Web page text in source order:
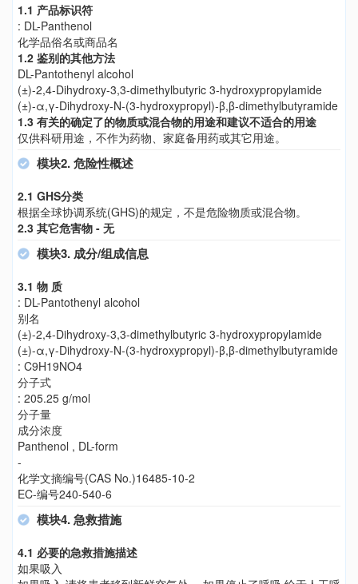
1.1 产品标识符
: DL-Panthenol
化学品俗名或商品名
1.2 鉴别的其他方法
DL-Pantothenyl alcohol
(±)-2,4-Dihydroxy-3,3-dimethylbutyric 3-hydroxypropylamide
(±)-α,γ-Dihydroxy-N-(3-hydroxypropyl)-β,β-dimethylbutyramide
1.3 有关的确定了的物质或混合物的用途和建议不适合的用途
仅供科研用途，不作为药物、家庭备用药或其它用途。
模块2. 危险性概述
2.1 GHS分类
根据全球协调系统(GHS)的规定，不是危险物质或混合物。
2.3 其它危害物 - 无
模块3. 成分/组成信息
3.1 物 质
: DL-Pantothenyl alcohol
别名
(±)-2,4-Dihydroxy-3,3-dimethylbutyric 3-hydroxypropylamide
(±)-α,γ-Dihydroxy-N-(3-hydroxypropyl)-β,β-dimethylbutyramide
: C9H19NO4
分子式
: 205.25 g/mol
分子量
成分浓度
Panthenol , DL-form
-
化学文摘编号(CAS No.)16485-10-2
EC-编号240-540-6
模块4. 急救措施
4.1 必要的急救措施描述
如果吸入